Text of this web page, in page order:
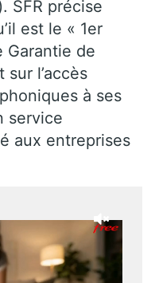
SFR précise
est le « 1er
Garantie de
sur l’accès
à ses
service
aux entreprises